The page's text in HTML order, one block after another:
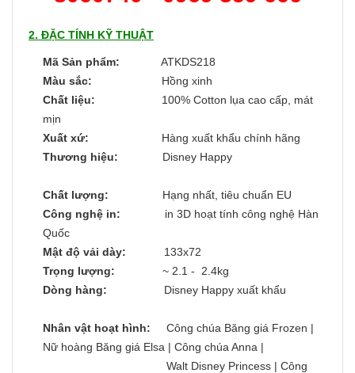
2. ĐẶC TÍNH KỸ THUẬT
Mã Sản phẩm: ATKDS218
Màu sắc: Hồng xinh
Chất liệu: 100% Cotton lụa cao cấp, mát
mịn
Xuất xứ: Hàng xuất khẩu chính hãng
Thương hiệu: Disney Happy
Chất lượng: Hạng nhất, tiêu chuẩn EU
Công nghệ in: in 3D hoạt tính công nghệ Hàn
Quốc
Mật độ vải dày: 133x72
Trọng lượng: ~ 2.1 - 2.4kg
Dòng hàng: Disney Happy xuất khẩu
Nhân vật hoạt hình: Công chúa Băng giá Frozen |
Nữ hoàng Băng giá Elsa | Công chúa Anna |
Walt Disney Princess | Công